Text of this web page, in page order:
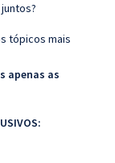
tópicos mais
apenas as